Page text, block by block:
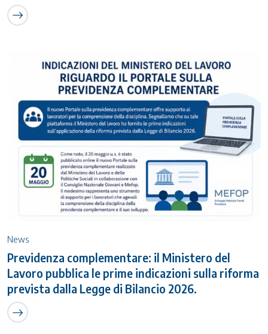
News
Previdenza complementare: il Ministero del
Lavoro pubblica le prime indicazioni sulla riforma
prevista dalla Legge di Bilancio 2026.